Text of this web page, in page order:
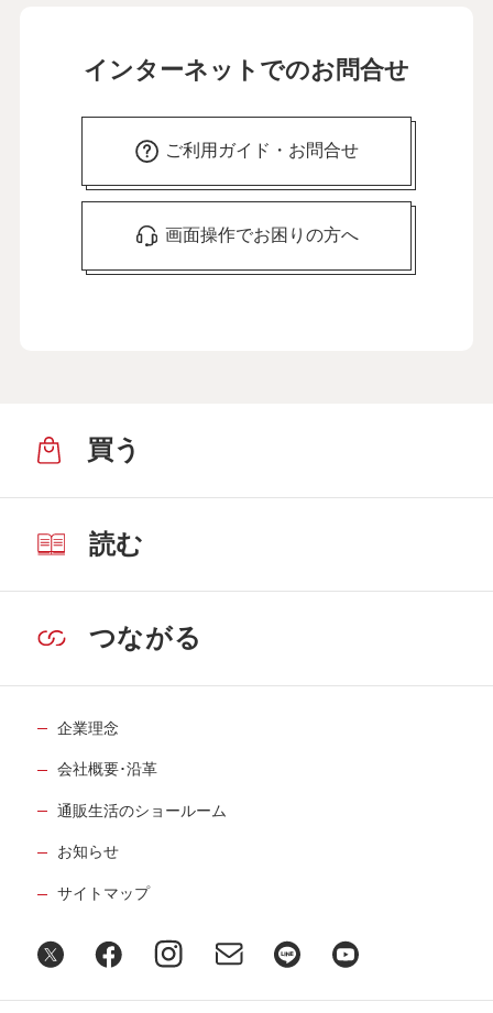
インターネットでのお問合せ
ご利用ガイド・お問合せ
画面操作でお困りの方へ
買う
読む
つながる
企業理念
会社概要･沿革
通販生活のショールーム
お知らせ
サイトマップ